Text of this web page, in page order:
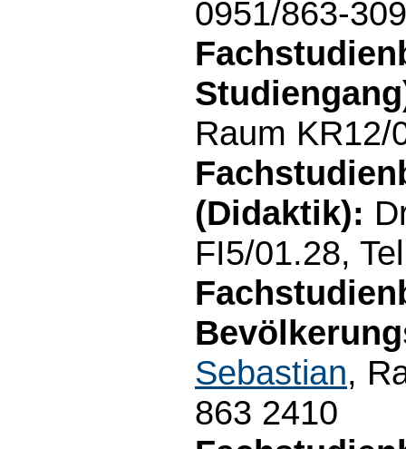
0951/863-
Raum KR12/
(Didaktik):
FI5/01.28,
Sebastian,
863 2410